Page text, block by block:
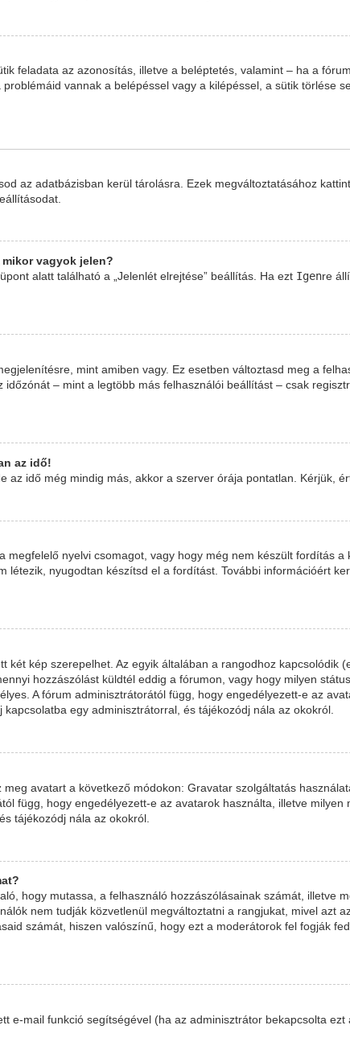
feladata az azonosítás, illetve a beléptetés, valamint – ha a
vannak a belépéssel vagy a kilépéssel, a sütik törlése
az adatbázisban kerül tárolásra. Ezek megváltoztatásához
vagyok jelen?
alatt található a „Jelenlét elrejtése” beállítás. Ha ezt Igenre
mint amiben vagy. Ez esetben változtasd meg a
– mint a legtöbb más felhasználói beállítást – csak
az idő!
az idő még mindig más, akkor a szerver órája pontatlan. Kérjük,
megfelelő nyelvi csomagot, vagy hogy még nem készült fordítás
nyugodtan készítsd el a fordítást. További információért
két kép szerepelhet. Az egyik általában a rangodhoz kapcsolódik
hozzászólást küldtél eddig a fórumon, vagy hogy milyen
A fórum adminisztrátorától függ, hogy engedélyezett-e az
egy adminisztrátorral, és tájékozódj nála az okokról.
meg avatart a következő módokon: Gravatar szolgáltatás
függ, hogy engedélyezett-e az avatarok használta, illetve
tájékozódj nála az okokról.
hogy mutassa, a felhasználó hozzászólásainak számát, illetve
nem tudják közvetlenül megváltoztatni a rangjukat, mivel azt
számát, hiszen valószínű, hogy ezt a moderátorok fel fogják
e-mail funkció segítségével (ha az adminisztrátor bekapcsolta